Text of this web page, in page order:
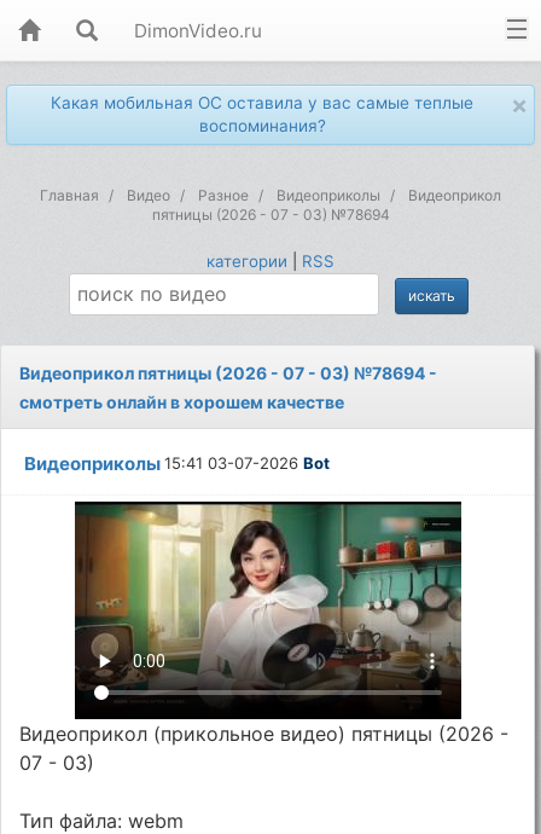
DimonVideo.ru
×
Какая мобильная ОС оставила у вас самые теплые
воспоминания?
Главная Видео Разное Видеоприколы
Видеоприкол
пятницы (2026 - 07 - 03) №78694
категории RSS
Видеоприкол пятницы (2026 - 07 - 03) №78694 -
смотреть онлайн в хорошем качестве
Видеоприколы15:41 03-07-2026Bot
Видеоприкол (прикольное видео) пятницы (2026 -
07 - 03)
Тип файла: webm